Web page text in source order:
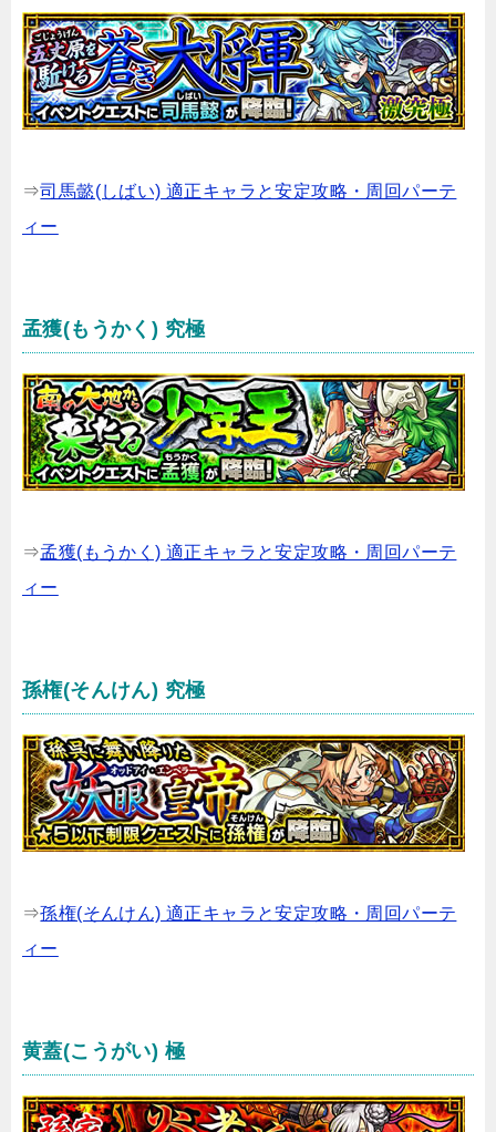
⇒司馬懿(しばい) 適正キャラと安定攻略・周回パーテ
ィー
孟獲(もうかく) 究極
⇒孟獲(もうかく) 適正キャラと安定攻略・周回パーテ
ィー
孫権(そんけん) 究極
⇒孫権(そんけん) 適正キャラと安定攻略・周回パーテ
ィー
黄蓋(こうがい) 極